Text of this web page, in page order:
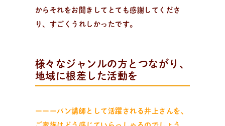
からそれをお聞きしてとても感謝してくださ
り、すごくうれしかったです。
様々なジャンルの方とつながり、
地域に根差した活動を
ーーーパン講師として活躍される井上さんを、